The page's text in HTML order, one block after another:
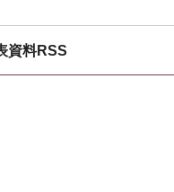
資料RSS